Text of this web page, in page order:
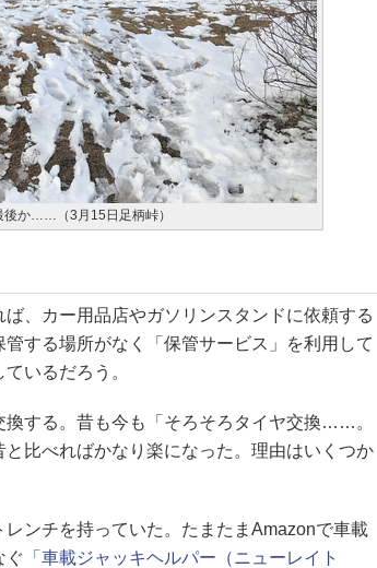
後か……（3月15日足柄峠）
、カー用品店やガソリンスタンドに依頼する
する場所がなく「保管サービス」を利用して
いるだろう。
する。昔も今も「そろそろタイヤ交換……。
比べればかなり楽になった。理由はいくつか
ンチを持っていた。たまたまAmazonで車載
ぐ 「車載ジャッキヘルパー（ニューレイト